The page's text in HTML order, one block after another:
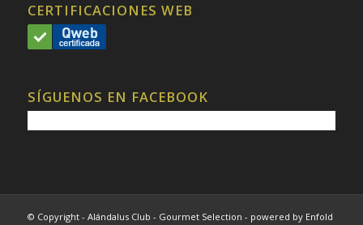
CERTIFICACIONES WEB
SÍGUENOS EN FACEBOOK
© Copyright - Alándalus Club - Gourmet Selection - powered by Enfold